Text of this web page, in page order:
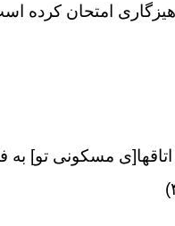
امتحان كرده
مسكونى تو] به